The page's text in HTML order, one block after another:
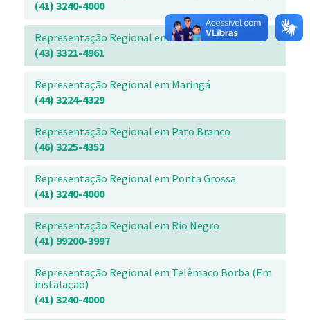
(41) 3240-4000
Representação Regional em Londrina
(43) 3321-4961
Representação Regional em Maring
(44) 3224-4329
Representação Regional em Pato Branco
(46) 3225-4352
Representação Regional em Ponta Grossa
(41) 3240-4000
Representação Regional em Rio Negro
(41) 99200-3997
Representação Regional em Telêmaco Borba (Em
instalação)
(41) 3240-4000